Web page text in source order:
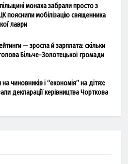
монаха забрали просто з
пояснили мобілізацію священника
лаври
— зросла й зарплата: скільки
Більче-Золотецької громади
чиновників і “економія” на дітях:
декларації керівництва Чорткова